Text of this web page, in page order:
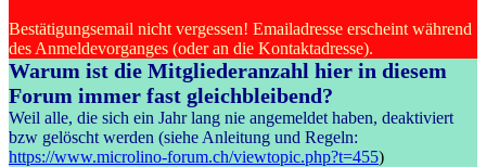
Bestätigungsemail nicht vergessen! Emailadresse erscheint während
des Anmeldevorganges (oder an die Kontaktadresse).
Warum ist die Mitgliederanzahl hier in diesem
Forum immer fast gleichbleibend?
Weil alle, die sich ein Jahr lang nie angemeldet haben, deaktiviert
bzw gelöscht werden (siehe Anleitung und Regeln:
https://www.microlino-forum.ch/viewtopic.php?t=455)